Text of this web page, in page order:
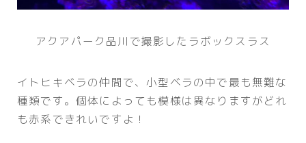
アクアパーク品川で撮影したラボックスラス
イトヒキベラの仲間で、小型ベラの中で最も無難な
種類です。個体によっても模様は異なりますがどれ
も赤系できれいですよ！